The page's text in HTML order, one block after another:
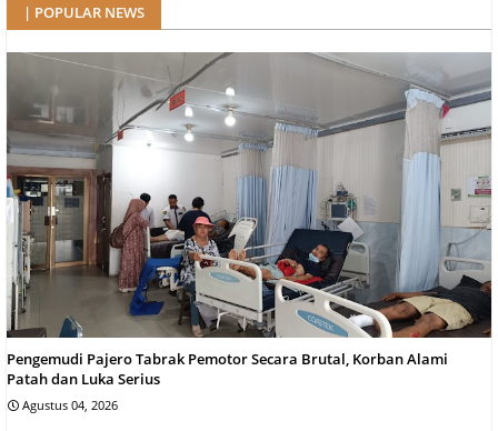
| POPULAR NEWS
Pengemudi Pajero Tabrak Pemotor Secara Brutal, Korban Alami
Patah dan Luka Serius
Agustus 04, 2026